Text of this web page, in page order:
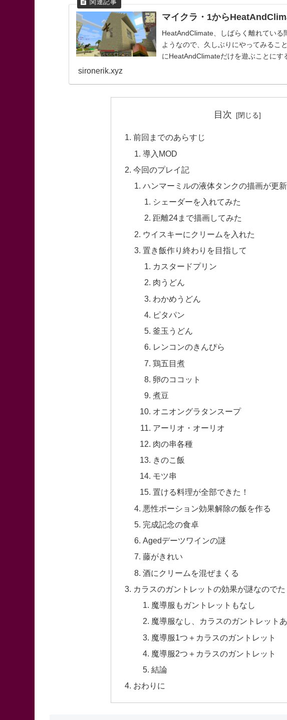
マイクラ・1から
HeatAndClimate、しばらく離れている
ようなので、久しぶりにやってみるこ
にHeatAndClimateだけを遊ぶことにす
sironerik.xyz
目次
前回までのあらすじ
導入MOD
今回のプレイ記
ハンマーミルの液体タンクの描画が更
シェーダーを入れてみた
距離24まで描画してみた
ウイスキーにクリームを入れた
置き飯作り終わりを目指して
カスタードプリン
肉うどん
わかめうどん
ピタパン
釜玉うどん
レンコンのきんぴら
鶏五目煮
卵のココット
煮豆
オニオングラタンスープ
アーリオ・オーリオ
肉の串各種
きのこ飯
モツ串
置ける料理が全部できた！
悪性ポーション効果解除の飯を作る
完成記念の食卓
Agedデーツワインの謎
藤がきれい
酒にクリームを混ぜまくる
カラスのガントレットの効果が謎なので
魔導服もガントレットもなし
魔導服なし、カラスのガントレット
魔導服1つ＋カラスのガントレット
魔導服2つ＋カラスのガントレット
結論
おわりに